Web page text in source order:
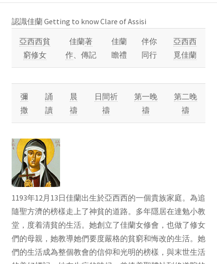
認識佳蘭 Getting to know Clare of Assisi
亞西西貧
窮修女
佳蘭著
作 、傳記
佳蘭
瞻禮
伴你
同行
亞西西
覓佳蘭
彌
撒
誦
讀
晨
禱
日間祈
禱
第一晚
禱
第二晚
禱
1193年12月13日佳蘭出生於亞西西的一個貴族家庭。為追
隨聖方濟的榜樣走上了神貧的道路。多年隱居在達勉小教
堂，度着清貧的生活。她創立了佳蘭女修會，也做了修女
們的母親，她教導她們要度嚴格的貧窮和悔改的生活。她
們的生活成為整個教會的信仰和光明的榜樣，與末世生活